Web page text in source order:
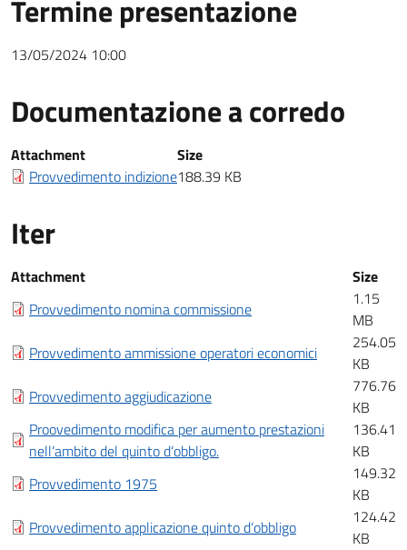
Termine presentazione
13/05/2024 10:00
Documentazione a corredo
Documentazione a corredo
Attachment
Size
Provvedimento indizione188.39 KB
Iter
Iter
Attachment
Size
Provvedimento nomina commissione
1.15
MB
Provvedimento ammissione operatori economici
254.05
KB
Provvedimento aggiudicazione
776.76
KB
Proovedimento modifica per aumento prestazioni
nell‘ambito del quinto d‘obbligo.
136.41
KB
Provvedimento 1975
149.32
KB
Provvedimento applicazione quinto d‘obbligo
124.42
KB